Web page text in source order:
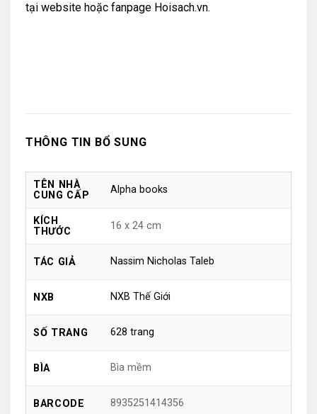
tại websitehoặc fanpage Hoisach.vn.
THÔNG TIN BỔ SUNG
TÊN NHÀ
CUNG CẤP
Alpha books
KÍCH
THƯỚC
16 x 24 cm
TÁC GIẢ Nassim Nicholas Taleb
NXB NXB Thế Giới
SỐ TRANG 628 trang
BÌA Bìa mềm
BARCODE 8935251414356